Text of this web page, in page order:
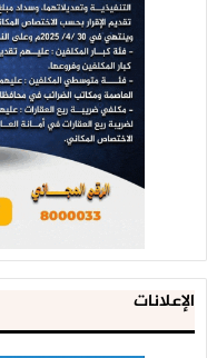
الإعلانات